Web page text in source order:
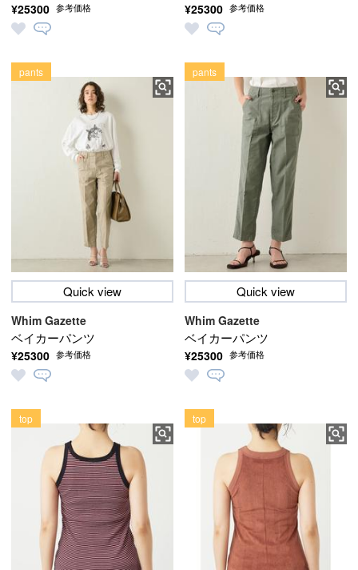
¥25300 参考価格 ¥25300 参考価格
Quick view
ベイカーパンツ
Whim Gazette
¥25300 参考価格
pants
Quick view
ベイカーパンツ
Whim Gazette
¥25300 参考価格
pants
top top